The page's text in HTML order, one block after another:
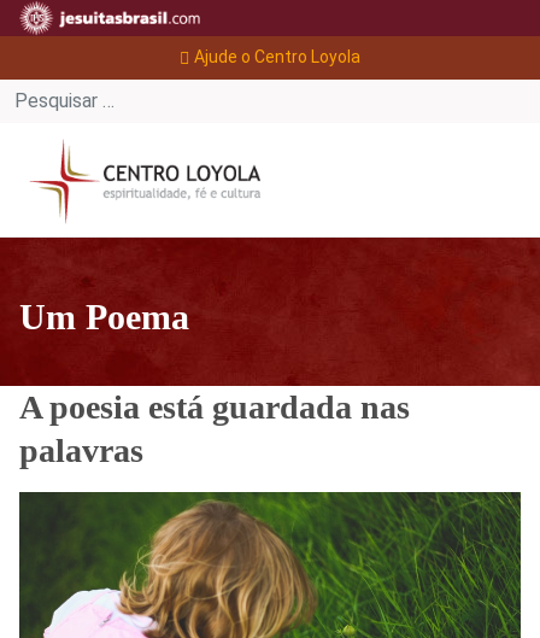
Ajude o Centro Loyola
Um Poema
A poesia está guardada nas
palavras